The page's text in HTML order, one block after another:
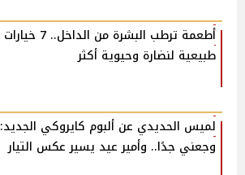
أطعمة ترطب البشرة من الداخل.. 7 خيارات
طبيعية لنضارة وحيوية أكثر
لميس الحديدي عن ألبوم كايروكي الجديد:
وجعني جدًا.. وأمير عيد يسير عكس التيار